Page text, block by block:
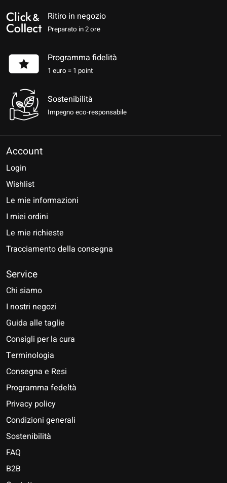
Ritiro in negozio
Preparato in 2 ore
Programma fidelità
1 euro = 1 point
Sostenibilità
Impegno eco-responsabile
Account
Login
Wishlist
Le mie informazioni
I miei ordini
Le mie richieste
Tracciamento della consegna
Service
Chi siamo
I nostri negozi
Guida alle taglie
Consigli per la cura
Terminologia
Consegna e Resi
Programma fedeltà
Privacy policy
Condizioni generali
Sostenibilità
FAQ
B2B